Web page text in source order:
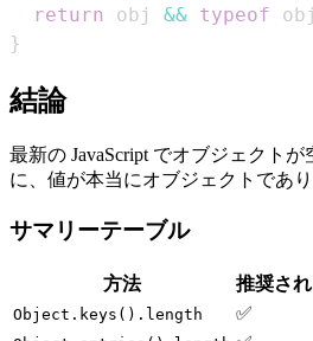
return
obj && typeof
}
結論
最新の JavaScript でオブジェクト
に、値が本当にオブジェクトであり
サマリーテーブル
方法 推奨さ
Object.keys().length ✅